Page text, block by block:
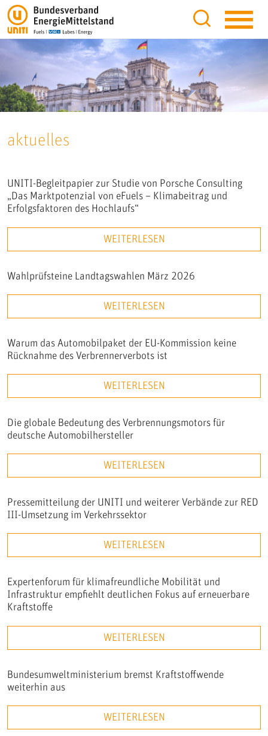
aktuelles
UNITI-Begleitpapier zur Studie von Porsche Consulting
„Das Marktpotenzial von eFuels – Klimabeitrag und
Erfolgsfaktoren des Hochlaufs“
WEITERLESEN
Wahlprüfsteine Landtagswahlen März 2026
WEITERLESEN
Warum das Automobilpaket der EU-Kommission keine
Rücknahme des Verbrennerverbots ist
WEITERLESEN
Die globale Bedeutung des Verbrennungsmotors für
deutsche Automobilhersteller
WEITERLESEN
Pressemitteilung der UNITI und weiterer Verbände zur RED
III-Umsetzung im Verkehrssektor
WEITERLESEN
Expertenforum für klimafreundliche Mobilität und
Infrastruktur empfiehlt deutlichen Fokus auf erneuerbare
Kraftstoffe
WEITERLESEN
Bundesumweltministerium bremst Kraftstoffwende
weiterhin aus
WEITERLESEN